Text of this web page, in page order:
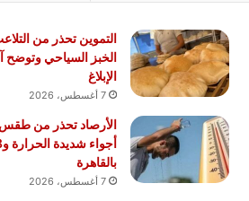
التموين تحذر من
الخبز السياحي وتوضح
الإبلاغ
7 أغسطس، 2026
الأرصاد تحذر من طقس
بالقاهرة
7 أغسطس، 2026